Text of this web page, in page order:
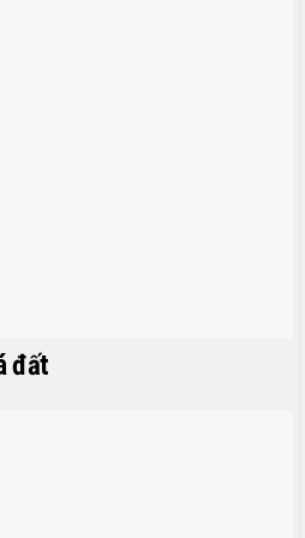
đất